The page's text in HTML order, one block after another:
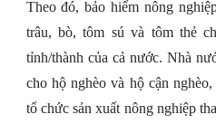
Theo đó, bảo hiểm nông
trâu, bò, tôm sú và tôm thẻ
tỉnh/thành của cả nước. Nhà
cho hộ nghèo và hộ cận
tổ chức sản xuất nông nghiệp